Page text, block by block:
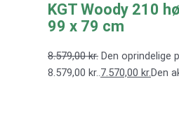
KGT Woody 210
99 x 79 cm
8.579,00kr. Den oprindelige
8.579,00 kr..7.570,00 kr.Den